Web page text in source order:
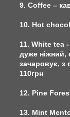
9. Сoffee –
10. Hot
11. White tea
дуже ніжний,
зачаровує, з
110грн
12. Pine
13. Mint